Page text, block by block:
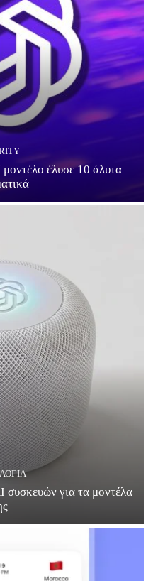
έλυσε 10 άλυτα
για τα μοντέλα